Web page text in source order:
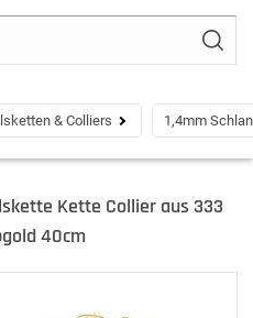
& Colliers 1,4mm
Kette Collier aus 333
40cm